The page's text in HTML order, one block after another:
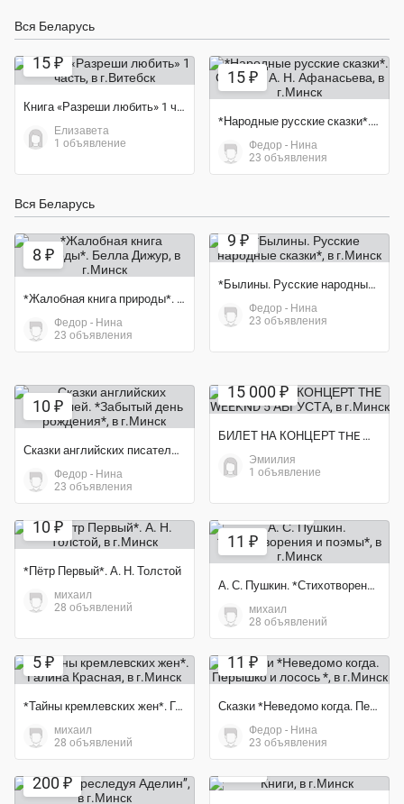
Вся Беларусь
15 ₽
Книга «Разреши любить» 1 часть
Елизавета
1 объявление
15 ₽
*Народные русские сказки*. Сборник А. Н. Афанасьева
Федор - Нина
23 объявления
Вся Беларусь
8 ₽
*Жалобная книга природы*. Белла Дижур
Федор - Нина
23 объявления
9 ₽
*Былины. Русские народные сказки*
Федор - Нина
23 объявления
10 ₽
Сказки английских писателей. *Забытый день рождения*
Федор - Нина
23 объявления
15 000 ₽
БИЛЕТ НА КОНЦЕРТ THE WEEKND 5 АВГУСТА
Эмиилия
1 объявление
10 ₽
*Пётр Первый*. А. Н. Толстой
михаил
28 объявлений
11 ₽
А. С. Пушкин. *Стихотворения и поэмы*
михаил
28 объявлений
5 ₽
*Тайны кремлевских жен*. Галина Красная
михаил
28 объявлений
11 ₽
Сказки *Неведомо когда. Перышко и лосось *
Федор - Нина
23 объявления
200 ₽
Экономия 25%